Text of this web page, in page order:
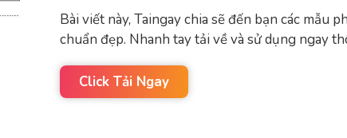
Bài viết này, Taingay chia sẽ đến bạn các mẫu
chuẩn đẹp. Nhanh tay tải về và sử dụng ngay
Click Tải Ngay